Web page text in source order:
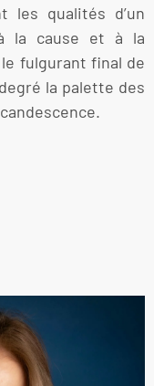
les qualités d’un
la cause et à la
fulgurant final de
la palette des